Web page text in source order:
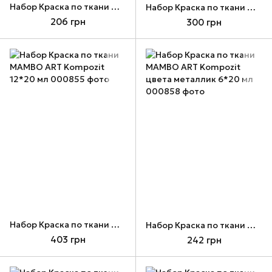
Набор Краска по ткани МАМВО ART Kompozit 6*20 мл
206 грн
Набор Краска по ткани МАМВО ART Kompozit 9*20 мл
300 грн
Набор Краска по ткани МАМВО ART Kompozit 12*20 мл
403 грн
Набор Краска по ткани МАМВО ART Kompozit цвета металлик 6*20 мл
242 грн